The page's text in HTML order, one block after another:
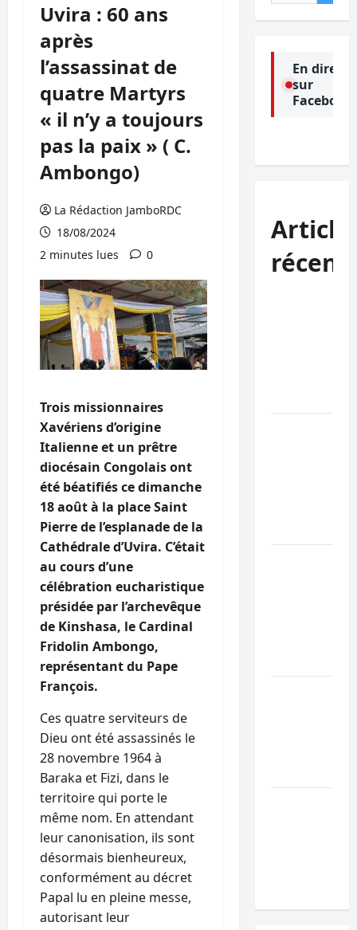
Uvira : 60 ans
après
l’assassinat de
quatre Martyrs
« il n’y a toujours
pas la paix » ( C.
Ambongo)
La Rédaction JamboRDC
18/08/2024
2 minutes lues
0
Trois missionnaires
Xavériens d’origine
Italienne et un prêtre
diocésain Congolais ont
été béatifiés ce dimanche
18 août à la place Saint
Pierre de l’esplanade de la
Cathédrale d’Uvira. C’était
au cours d’une
célébration eucharistique
présidée par l’archevêque
de Kinshasa, le Cardinal
Fridolin Ambongo,
représentant du Pape
François.
Ces quatre serviteurs de
Dieu ont été assassinés le
28 novembre 1964 à
Baraka et Fizi, dans le
territoire qui porte le
même nom. En attendant
leur canonisation, ils sont
désormais bienheureux,
conformément au décret
Papal lu en pleine messe,
autorisant leur
En direct
sur
Facebook